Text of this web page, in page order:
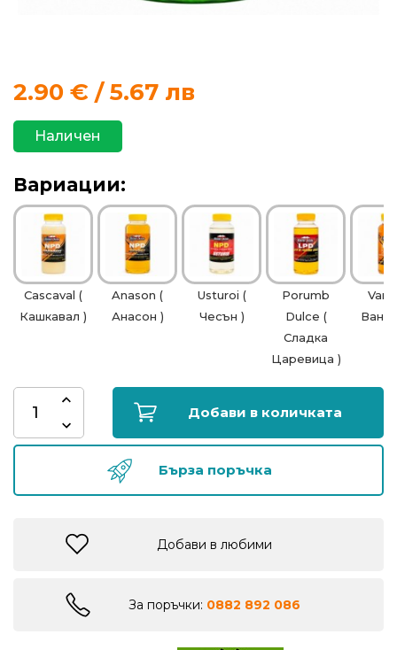
риболов
Куки
риболов
Дрехи
за
Къмпинг
Лодки
2.90 € / 5.67 лв
Наличен
Вариации:
Cascaval (
Кашкавал )
Anason (
Анасон )
Usturoi (
Чесън )
Porumb
Dulce (
Сладка
Царевица )
Добави в количката
Бърза поръчка
Добави в любими
За поръчки: 0882 892 086